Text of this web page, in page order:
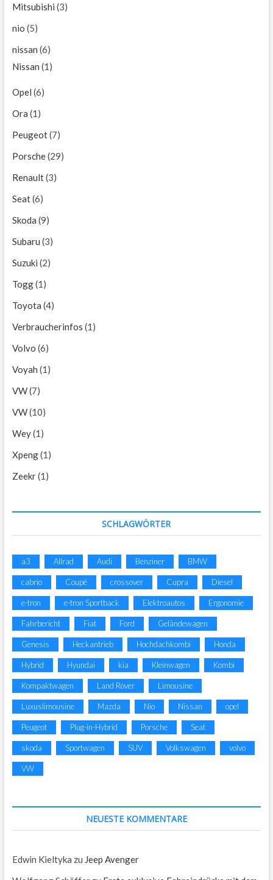
Mitsubishi (3)
nio (5)
nissan (6)
Nissan (1)
Opel (6)
Ora (1)
Peugeot(7)
Porsche(29)
Renault(3)
Seat(6)
Skoda (9)
Subaru (3)
Suzuki (2)
Togg(1)
Toyota (4)
Verbraucherinfos (1)
Volvo (6)
Voyah (1)
VW(7)
VW(10)
Wey(1)
Xpeng(1)
Zeekr(1)
SCHLAGWÖRTER
a3 Allrad Audi Benziner BMW
cabrio Coupé crossover Cupra Diesel
e-tron e-tron Sportback Elektroautos Ergonomie
Fahrbericht Fiat Ford Geländewagen
Genesis Heckantrieb Hochdachkombi Honda
Hybrid Hyundai kia Kleinwagen Kombi
Kompaktwagen Land Rover Limousine
Luxuslimousine Mazda Nio Nissan opel
Peugeot Plug-in-Hybrid Porsche Seat
skoda Sportwagen SUV Volkswagen volvo
VW
NEUESTE KOMMENTARE
Edwin Kieltyka zu Jeep Avenger